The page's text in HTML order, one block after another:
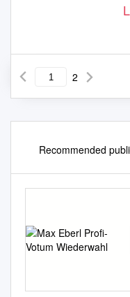
2
Recommended